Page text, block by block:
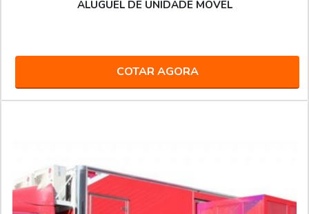
ALUGUEL DE UNIDADE MÓVEL
COTAR AGORA